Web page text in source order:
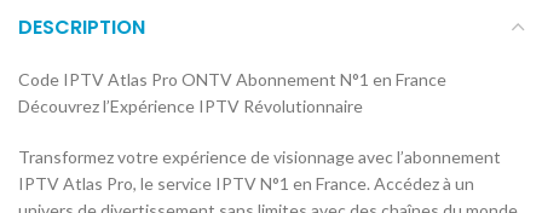
DESCRIPTION
Code IPTV Atlas Pro ONTV Abonnement N°1 en France
Découvrez l’Expérience IPTV Révolutionnaire
Transformez votre expérience de visionnage avec l’abonnement
IPTV Atlas Pro, le service IPTV N°1 en France. Accédez à un